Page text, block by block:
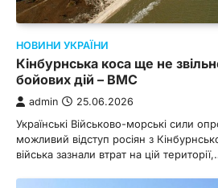
НОВИНИ УКРАЇНИ
Кінбурнська коса ще не
бойових дій – ВМС
admin 25.06.2026
Українські Військово-морські сили
можливий відступ росіян з
війська зазнали втрат на цій